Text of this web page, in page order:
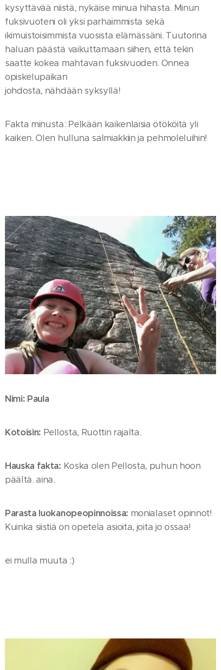
kysyttävää niistä, nykäise minua hihasta. Minun
fuksivuoteni oli yksi parhaimmista sekä
ikimuistoisimmista vuosista elämässäni. Tuutorina
haluan päästä vaikuttamaan siihen, että tekin
saatte kokea mahtavan fuksivuoden. Onnea
opiskelupaikan
johdosta, nähdään syksyllä!
Fakta minusta: Pelkään kaikenlaisia ötököitä yli
kaiken. Olen hulluna salmiakkiin ja pehmoleluihin!
Nimi: Paula
Kotoisin: Pellosta, Ruottin rajalta.
Hauska fakta: Koska olen Pellosta, puhun hoon
päältä. aina.
Parasta luokanopeopinnoissa: monialaset opinnot!
Kuinka siistiä on opetela asioita, joita jo ossaa!
ei mulla muuta :)